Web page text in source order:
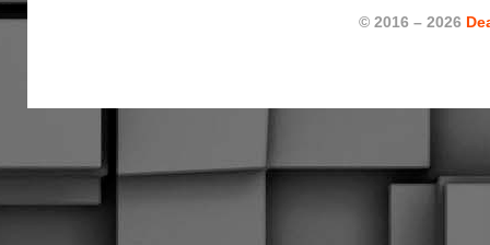
© 2016 – 2026